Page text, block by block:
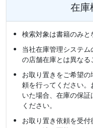
在庫
検索対象は書籍のみと
当社在庫管理システ
の店舗在庫とは異なる
お取り置きをご希望
頼を行ってください
いた場合、在庫の保
ください。
お取り置き依頼を受